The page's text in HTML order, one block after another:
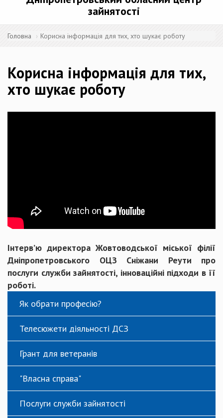
зайнятості
Головна Корисна інформація для тих, хто шукає роботу
Корисна інформація для тих,
хто шукає роботу
Інтерв’ю директора Жовтоводської міської філії
Дніпропетровського ОЦЗ Сніжани Реути про
послуги служби зайнятості, інноваційні підходи в її
роботі.
Як обрати професію?
Телесюжети діяльності ДСЗ
Грант для ветеранів
"Власна справа"
Послуги служби зайнятості